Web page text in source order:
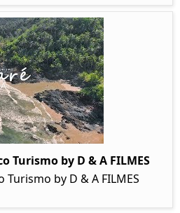
Turismo by D & A FILMES
Turismo by D & A FILMES